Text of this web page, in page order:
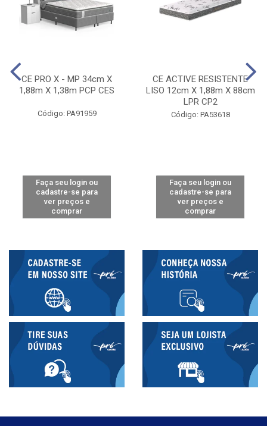
CE PRO X - MP 34cm X
1,88m X 1,38m PCP CES
Código: PA91959
Faça seu login ou
cadastre-se para
ver preços e
comprar
CE ACTIVE RESISTENTE
LISO 12cm X 1,88m X 88cm
LPR CP2
Código: PA53618
Faça seu login ou
cadastre-se para
ver preços e
comprar